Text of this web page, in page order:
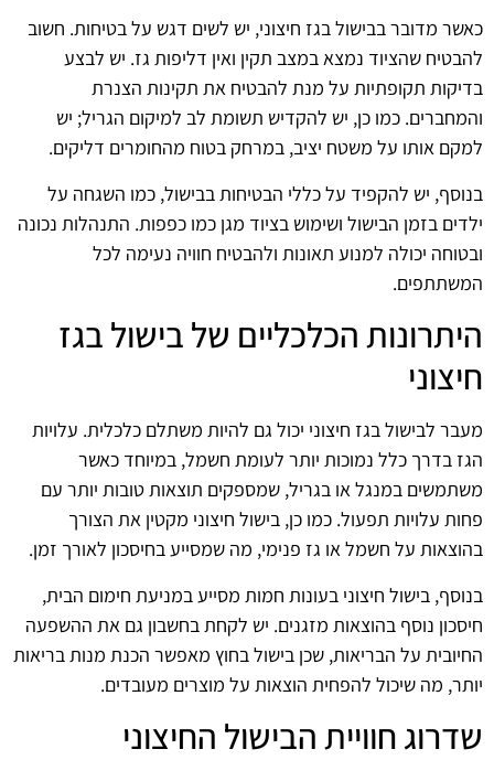
כאשר מדובר בבישול בגז חיצוני, יש לשים דגש על בטיחות. חשוב
להבטיח שהציוד נמצא במצב תקין ואין דליפות גז. יש לבצע
בדיקות תקופתיות על מנת להבטיח את תקינות הצנרת
והמחברים. כמו כן, יש להקדיש תשומת לב למיקום הגריל; יש
למקם אותו על משטח יציב, במרחק בטוח מהחומרים דליקים.
בנוסף, יש להקפיד על כללי הבטיחות בבישול, כמו השגחה על
ילדים בזמן הבישול ושימוש בציוד מגן כמו כפפות. התנהלות נכונה
ובטוחה יכולה למנוע תאונות ולהבטיח חוויה נעימה לכל
המשתתפים.
היתרונות הכלכליים של בישול בגז
חיצוני
מעבר לבישול בגז חיצוני יכול גם להיות משתלם כלכלית. עלויות
הגז בדרך כלל נמוכות יותר לעומת חשמל, במיוחד כאשר
משתמשים במנגל או בגריל, שמספקים תוצאות טובות יותר עם
פחות עלויות תפעול. כמו כן, בישול חיצוני מקטין את הצורך
בהוצאות על חשמל או גז פנימי, מה שמסייע בחיסכון לאורך זמן.
בנוסף, בישול חיצוני בעונות חמות מסייע במניעת חימום הבית,
חיסכון נוסף בהוצאות מזגנים. יש לקחת בחשבון גם את ההשפעה
החיובית על הבריאות, שכן בישול בחוץ מאפשר הכנת מנות בריאות
יותר, מה שיכול להפחית הוצאות על מוצרים מעובדים.
שדרוג חוויית הבישול החיצוני